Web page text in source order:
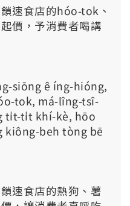
速食店的hóo-tok、
價，予消費者喝講
siōng ê íng-hióng,
tok, má-lîng-tsî-
ti̍t-ti̍t khí-kè, hōo
kiông-beh tòng bē
速食店的熱狗、薯